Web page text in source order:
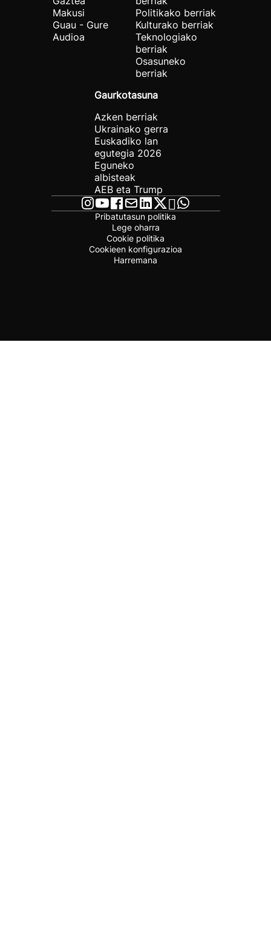
Makusi
Guau - Gure
Audioa
Politikako berriak
Kulturako berriak
Teknologiako
berriak
Osasuneko
berriak
Gaurkotasuna
Azken berriak
Ukrainako gerra
Euskadiko lan
egutegia 2026
Eguneko
albisteak
AEB eta Trump
Pribatutasun politika
Lege oharra
Cookie politika
Cookieen konfigurazioa
Harremana